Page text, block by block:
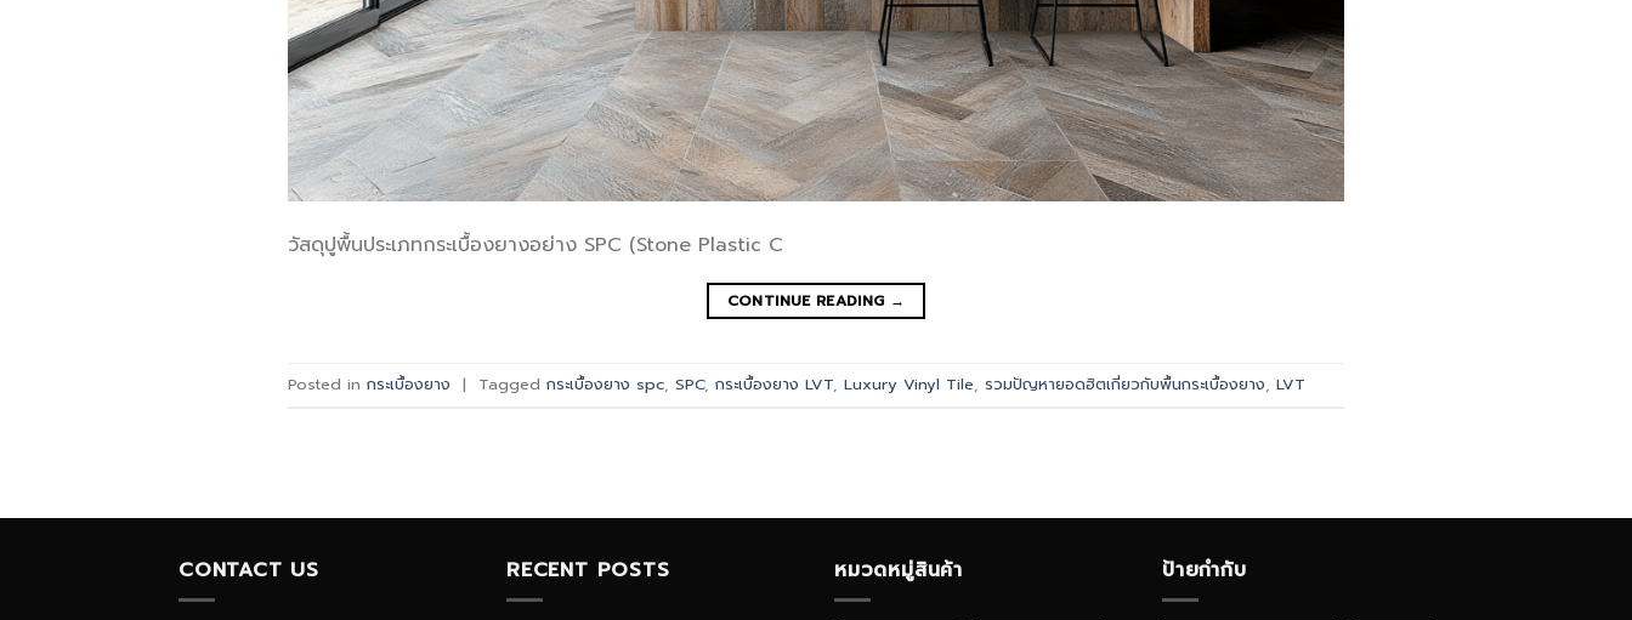
วัสดุปูพื้นประเภทกระเบื้องยางอย่าง SPC (Stone Plastic C
CONTINUE READING →
Posted in กระเบื้องยาง | Tagged กระเบื้องยาง spc, SPC, กระเบื้องยาง LVT, Luxury Vinyl Tile, รวมปัญหายอดฮิตเกี่ยวกับพื้นกระเบื้องยาง, LVT
CONTACT US RECENT POSTS หมวดหมู่สินค้า ป้ายกำกับ